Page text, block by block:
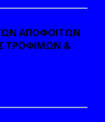
AΠΟΦΟΙΤΩΝ
ΤΡΟΦΙΜΩΝ &